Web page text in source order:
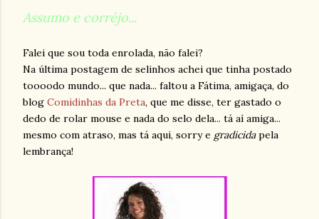
Assumo e corréjo...
Falei que sou toda enrolada, não falei?
Na última postagem de selinhos achei que tinha postado
toooodo mundo... que nada... faltou a Fátima, amigaça, do
blog Comidinhas da Preta, que me disse, ter gastado o
dedo de rolar mouse e nada do selo dela... tá aí amiga...
mesmo com atraso, mas tá aqui, sorry e gradicidapela
lembrança!